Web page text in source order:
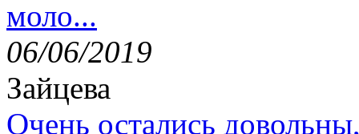
моло...
06/06/2019
Зайцева
Очень остались